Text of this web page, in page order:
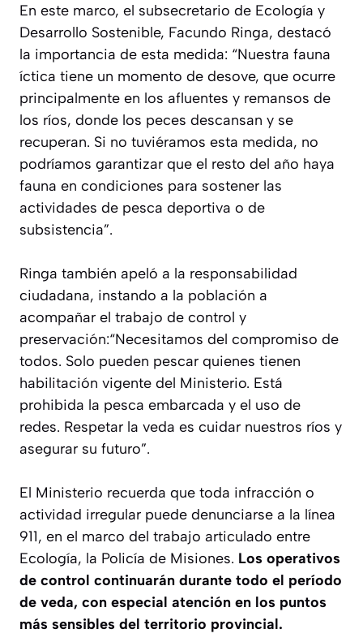
En este marco, el subsecretario de Ecología y
Desarrollo Sostenible, Facundo Ringa, destacó
la importancia de esta medida: “Nuestra fauna
íctica tiene un momento de desove, que ocurre
principalmente en los afluentes y remansos de
los ríos, donde los peces descansan y se
recuperan. Si no tuviéramos esta medida, no
podríamos garantizar que el resto del año haya
fauna en condiciones para sostener las
actividades de pesca deportiva o de
subsistencia”.
Ringa también apeló a la responsabilidad
ciudadana, instando a la población a
acompañar el trabajo de control y
preservación:“Necesitamos del compromiso de
todos. Solo pueden pescar quienes tienen
habilitación vigente del Ministerio. Está
prohibida la pesca embarcada y el uso de
redes. Respetar la veda es cuidar nuestros ríos y
asegurar su futuro”.
El Ministerio recuerda que toda infracción o
actividad irregular puede denunciarse a la línea
911, en el marco del trabajo articulado entre
Ecología, la Policía de Misiones. Los operativos
de control continuarán durante todo el período
de veda, con especial atención en los puntos
más sensibles del territorio provincial.